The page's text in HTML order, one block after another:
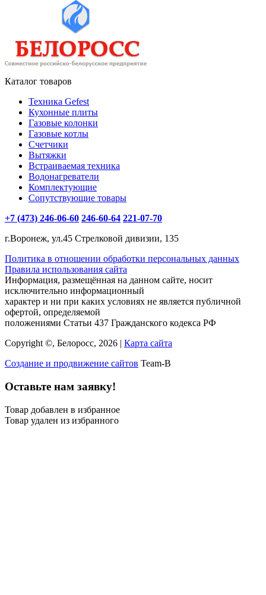
Каталог товаров
Техника Gefest
Кухонные плиты
Газовые колонки
Газовые котлы
Счетчики
Вытяжки
Встраиваемая техника
Водонагреватели
Комплектующие
Сопутствующие товары
+7 (473) 246-06-60 246-60-64 221-07-70
г.Воронеж, ул.45 Стрелковой дивизии, 135
Политика в отношении обработки персональных данных
Правила использования сайта
Информация, размещённая на данном сайте, носит
исключительно информационный
характер и ни при каких условиях не является публичной
офертой, определяемой
положениями Статьи 437 Гражданского кодекса РФ
Copyright ©, Белоросс, 2026 | Карта сайта
Создание и продвижение сайтов Team-B
Оставьте нам заявку!
Товар добавлен в избранное
Товар удален из избранного